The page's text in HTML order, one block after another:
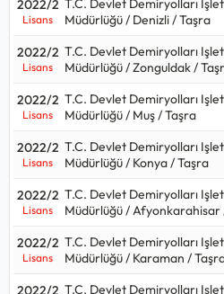
2022/2
Lisans
Müdürlüğü / Denizli / Taşra
2022/2
Lisans
T.C. Devlet Demiryolları
Müdürlüğü / Zonguldak /
2022/2
Lisans
T.C. Devlet Demiryolları
Müdürlüğü / Muş / Taşra
2022/2
Lisans
T.C. Devlet Demiryolları
Müdürlüğü / Konya / Taşra
2022/2
Lisans
T.C. Devlet Demiryolları
Müdürlüğü / Afyonkarahisar
2022/2
Lisans
T.C. Devlet Demiryolları
Müdürlüğü / Karaman /
2022/2 T.C. Devlet Demiryolları